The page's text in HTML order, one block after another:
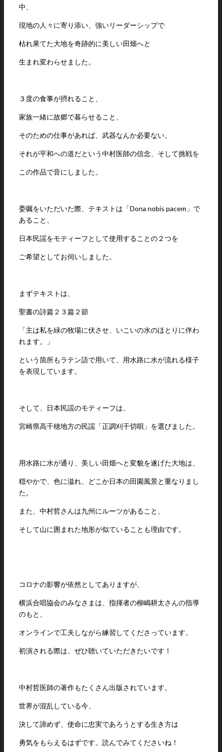
中、
現地の人々に寄り添い、強いリーダーシップで
枯れ果てた大地を奇跡的に美しい田畑へと
生まれ変わらせました。
３度の食事が摂れること、
家族一緒に故郷で暮らせること、
そのための仕事があれば、武器なんか必要ない。
それが平和への道だという中村医師の信念、そして挑戦を
この作品で音にしました。
委嘱をいただいた際、テキストは「Dona nobis pacem」で
あること、
日本民謡をモティーフとして使用することの２つを
ご希望としてお伺いしました。
まずテキストは、
聖書の詩篇２３篇２節
「主は私を緑の牧場に伏させ、いこいの水のほとりに伴わ
れます。」
という箇所もラテン語で用いて、用水路に水が流れる様子
を表現しています。
そして、日本民謡のモティーフは、
宮崎県高千穂地方の民謡「正調刈干切唄」を選びました。
用水路に水が通り、美しい田畑へと変貌を遂げた大地は、
穏やかで、色に溢れ、どこか日本の田園風景と重なりまし
た。
また、中村哲さんは九州にルーツがあること、
そして山に囲まれた地形が似ていることも理由です。
コロナの影響が依然としてありますが、
横浜合唱協会のみなさまは、指揮者の柳嶋耕太さんの指導
のもと、
オンラインで工夫しながら練習してくださっています。
初演される際は、ぜひ聴いていただきたいです！
中村哲医師の著作もたくさん出版されています。
世界が混乱している今、
決して諦めず、使命に忠実であろうとする生き方は
勇気をもらえるはずです。読んでみてくださいね！